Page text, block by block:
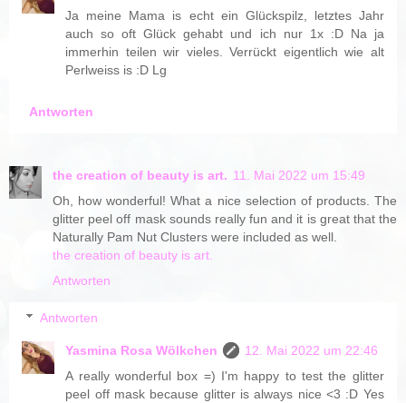
Ja meine Mama is echt ein Glückspilz, letztes Jahr
auch so oft Glück gehabt und ich nur 1x :D Na ja
immerhin teilen wir vieles. Verrückt eigentlich wie alt
Perlweiss is :D Lg
Antworten
the creation of beauty is art. 11. Mai 2022 um 15:49
Oh, how wonderful! What a nice selection of products. The
glitter peel off mask sounds really fun and it is great that the
Naturally Pam Nut Clusters were included as well.
the creation of beauty is art.
Antworten
Antworten
Yasmina Rosa Wölkchen
12. Mai 2022 um 22:46
A really wonderful box =) I'm happy to test the glitter
peel off mask because glitter is always nice <3 :D Yes